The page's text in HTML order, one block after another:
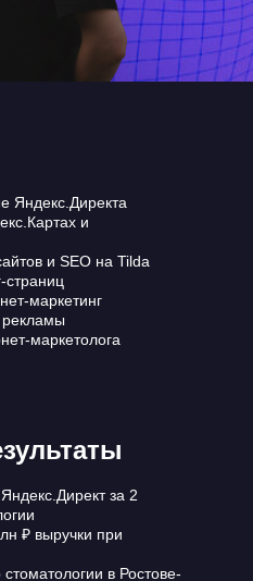
Яндекс.Директа
и
и SEO на Tilda
страниц
маркетинг
рекламы
маркетолога
за 2
₽ выручки при
в Ростове-